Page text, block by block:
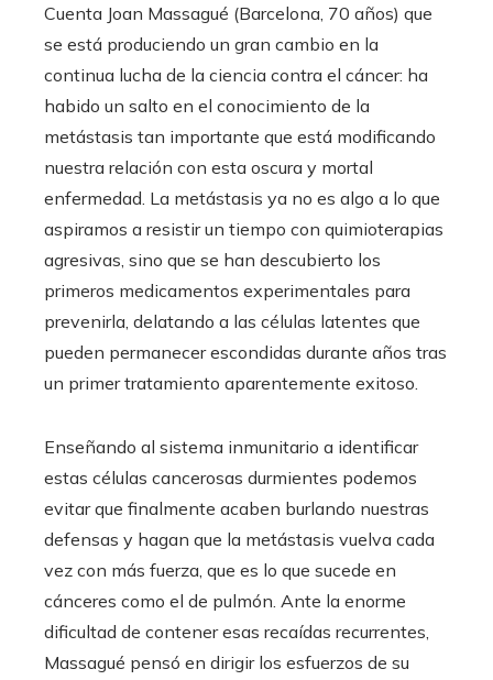
Cuenta Joan Massagué (Barcelona, 70 años) que
se está produciendo un gran cambio en la
continua lucha de la ciencia contra el cáncer: ha
habido un salto en el conocimiento de la
metástasis tan importante que está modificando
nuestra relación con esta oscura y mortal
enfermedad. La metástasis ya no es algo a lo que
aspiramos a resistir un tiempo con quimioterapias
agresivas, sino que se han descubierto los
primeros medicamentos experimentales para
prevenirla, delatando a las células latentes que
pueden permanecer escondidas durante años tras
un primer tratamiento aparentemente exitoso.
Enseñando al sistema inmunitario a identificar
estas células cancerosas durmientes podemos
evitar que finalmente acaben burlando nuestras
defensas y hagan que la metástasis vuelva cada
vez con más fuerza, que es lo que sucede en
cánceres como el de pulmón. Ante la enorme
dificultad de contener esas recaídas recurrentes,
Massagué pensó en dirigir los esfuerzos de su